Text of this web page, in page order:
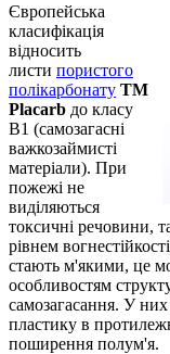
Європейська
класифікація
відносить
листи пористого
полікарбонату TM
Placarb до класу
В1 (самозагасні
важкозаймисті
матеріали). При
пожежі не
виділяються
токсичні речовини,
рівнем
стають м'якими, це
особливостям
самозагасання. У
пластику в
поширення полум'я.